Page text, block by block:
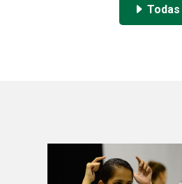
Todas